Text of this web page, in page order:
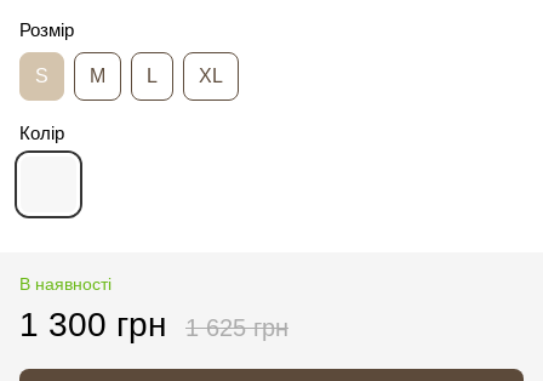
Розмір
S M L XL
Колір
В наявності
1 300 грн 1 625 грн